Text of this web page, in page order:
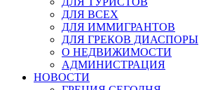
ДЛЯ ВСЕХ
ДЛЯ ИММИГРАНТОВ
ДЛЯ ГРЕКОВ ДИАСПОРЫ
О НЕДВИЖИМОСТИ
АДМИНИСТРАЦИЯ
НОВОСТИ